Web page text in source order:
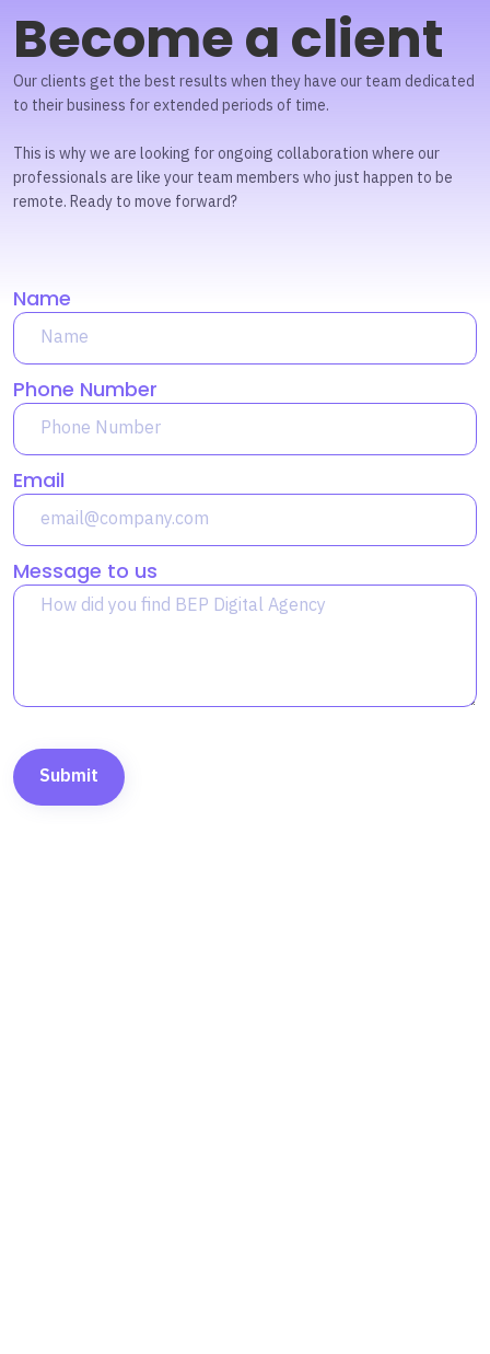
Become a client
Our clients get the best results when they have our team dedicated
to their business for extended periods of time.
This is why we are looking for ongoing collaboration where our
professionals are like your team members who just happen to be
remote. Ready to move forward?
Name
Phone Number
Email
Message to us